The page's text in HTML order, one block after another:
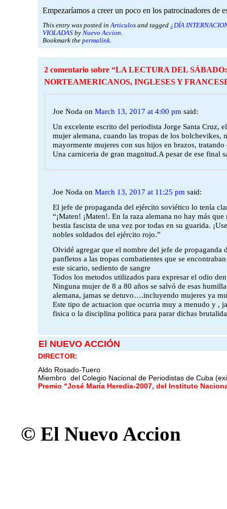
Empezaríamos a creer un poco en los patrocinadores de
This entry was posted in Articulos and tagged ¿DÍA
VIOLADAS by Nuevo Accion
Bookmark the permalink
2 comentario sobre “LA LECTURA DEL
NORTEAMERICANOS, INGLESES Y
Joe Noda on March 13, 2017 at 4:00 pm said:
Un excelente escrito del periodista Jorge Santa Cruz,
mujer alemana, cuando las tropas de los
mayormente mujeres con sus hijos en brazos,
Una carniceria de gran magnitud.A pesar de ese final
Joe Noda on March 13, 2017 at 11:25 pm said:
El jefe de propaganda del ejército soviético lo tenía
“¡Maten! ¡Maten!. En la raza alemana no hay más
bestia fascista de una vez por todas en su guarida.
nobles soldados del ejército rojo.”
Olvidé agregar que el nombre del jefe de propaganda
panfletos a las tropas combatientes que se
este sicario, sediento de sangre
Todos los metodos utilizados para expresar el odio
Ninguna mujer de 8 a 80 años se salvó de esas
alemana, jamas se detuvo….incluyendo mujeres ya
Este tipo de actuacion que ocurria muy a menudo y ,
fisica o la disciplina politica para parar dichas
El NUEVO ACCIÓN
DIRECTOR:
Aldo Rosado-Tuero
Miembro del Colegio Nacional de Periodistas de Cuba
Premio “José María Heredia-2007, del Instituto
© El Nuevo Accion